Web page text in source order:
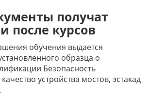
получат
после курсов
обучения выдается
образца о
Безопасность
устройства мостов, эстакад
.